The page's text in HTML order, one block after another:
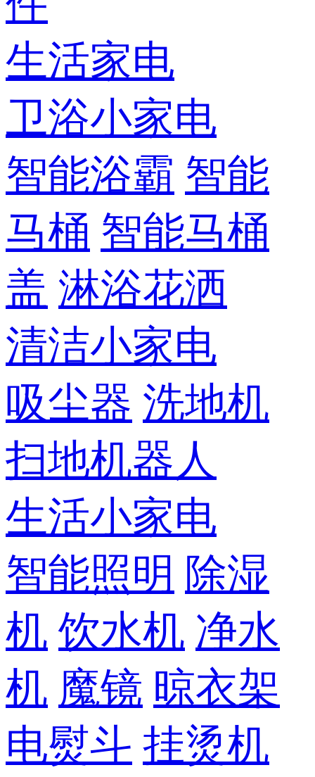
生活家电
卫浴小家电
智能浴霸 智能
马桶 智能马桶
盖 淋浴花洒
清洁小家电
吸尘器 洗地机
扫地机器人
生活小家电
智能照明 除湿
机 饮水机 净水
机 魔镜 晾衣架
电熨斗 挂烫机